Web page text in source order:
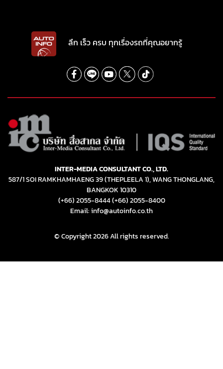
ลึก เร็ว ครบ ทุกเรื่องรถที่คุณอยากรู้
INTER-MEDIA CONSULTANT CO., LTD.
587/1 SOI RAMKHAMHAENG 39 (THEPLEELA 1), WANG THONGLANG,
BANGKOK 10310
(+66) 2055-8444(+66) 2055-8400
Email: info@autoinfo.co.th
© Copyright 2026 All rights reserved.